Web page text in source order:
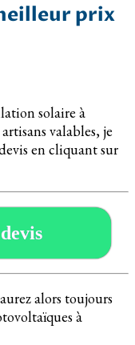
prix
solaire à
valables, je
en cliquant sur
alors toujours
à